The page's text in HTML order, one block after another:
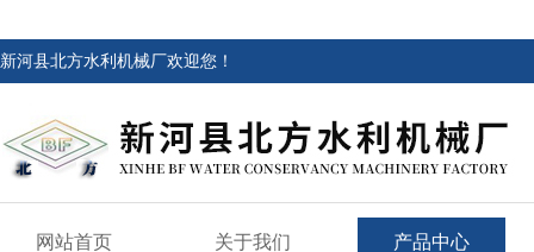
新河县北方水利机械厂欢迎您！
网站首页 关于我们 产品中心